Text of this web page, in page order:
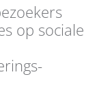
op sociale